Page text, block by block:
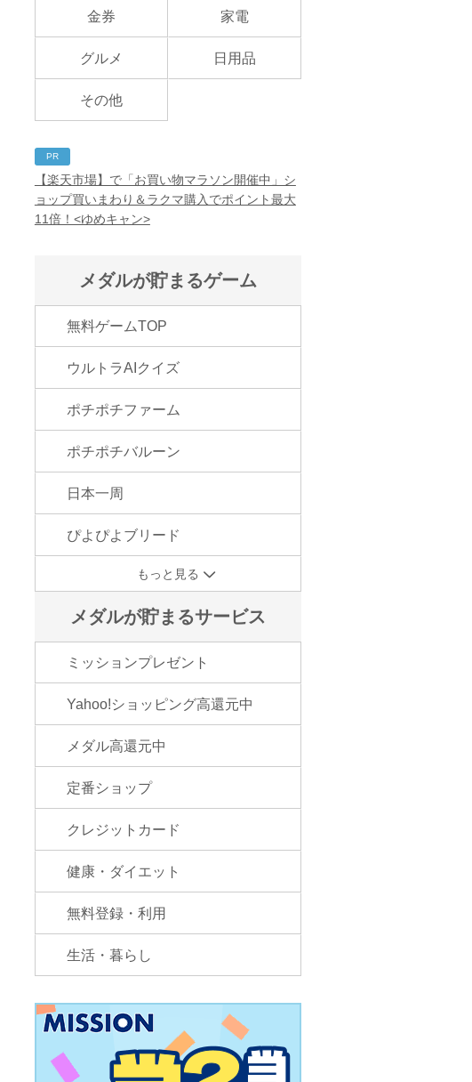
金券 家電
グルメ 日用品
その他
PR
【楽天市場】で「お買い物マラソン開催中」シ
ョップ買いまわり＆ラクマ購入でポイント最大
11倍！<ゆめキャン>
メダルが貯まるゲーム
無料ゲームTOP
ウルトラAIクイズ
ポチポチファーム
ポチポチバルーン
日本一周
ぴよぴよブリード
もっと見る
メダルが貯まるサービス
ミッションプレゼント
Yahoo!ショッピング高還元中
メダル高還元中
定番ショップ
クレジットカード
健康・ダイエット
無料登録・利用
生活・暮らし